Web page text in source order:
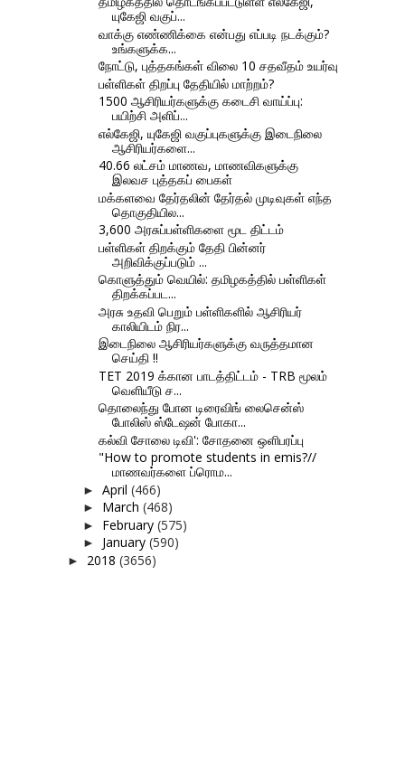
யுகேஜி வகுப்...
வாக்கு எண்ணிக்கை என்பது எப்படி நடக்கும்?
உங்களுக்க...
நோட்டு, புத்தகங்கள் விலை 10 சதவீதம் உயர்வு
பள்ளிகள் திறப்பு தேதியில் மாற்றம்?
1500 ஆசிரியர்களுக்கு கடைசி வாய்ப்பு:
பயிற்சி அளிப்...
எல்கேஜி, யுகேஜி வகுப்புகளுக்கு இடைநிலை
ஆசிரியர்களை...
40.66 லட்சம் மாணவ, மாணவிகளுக்கு
இலவச புத்தகப் பைகள்
மக்களவை தேர்தலின் தேர்தல் முடிவுகள் எந்த
தொகுதியில...
3,600 அரசுப்பள்ளிகளை மூட திட்டம்
பள்ளிகள் திறக்கும் தேதி பின்னர்
அறிவிக்குப்படும் ...
கொளுத்தும் வெயில்: தமிழகத்தில் பள்ளிகள்
திறக்கப்பட...
அரசு உதவி பெறும் பள்ளிகளில் ஆசிரியர்
காலியிடம் நிர...
இடைநிலை ஆசிரியர்களுக்கு வருத்தமான
செய்தி !!
TET 2019 க்கான பாடத்திட்டம் - TRB மூலம்
வெளியீடு ச...
தொலைந்து போன டிரைவிங் லைசென்ஸ்
போலிஸ் ஸ்டேஷன் போகா...
கல்வி சோலை டிவி': சோதனை ஒளிபரப்பு
"How to promote students in emis?//
மாணவர்களை ப்ரொம...
► April (466)
► March (468)
► February (575)
► January (590)
► 2018 (3656)